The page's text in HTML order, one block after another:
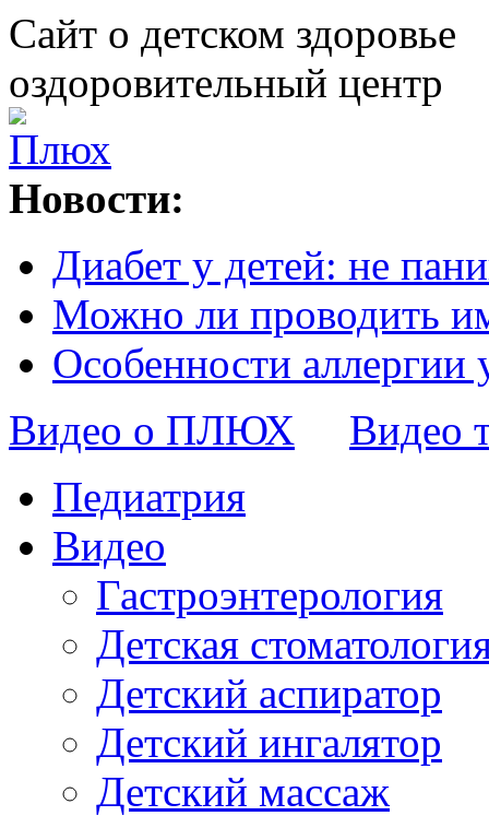
Сайт о детском здоровье
оздоровительный центр
Новости:
Диабет у детей: не
Можно ли проводить
Особенности аллергии
Видео о ПЛЮХ
Видео
Педиатрия
Видео
Гастроэнтерология
Детская
Детский аспиратор
Детский ингалятор
Детский массаж